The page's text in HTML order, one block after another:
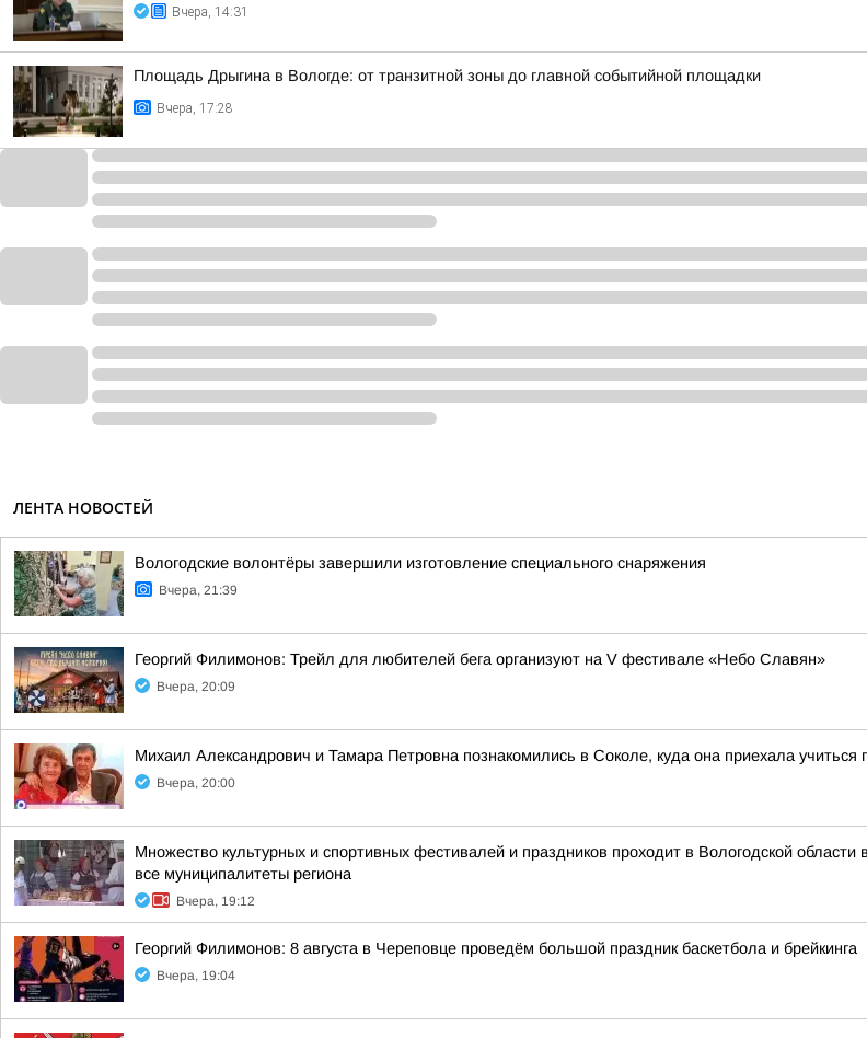
Вчера, 14:31
Площадь Дрыгина в Вологде: от транзитной зоны до главной событийной площадки
Вчера, 17:28
ЛЕНТА НОВОСТЕЙ
Вологодские волонтёры завершили изготовление специального снаряжения
Вчера, 21:39
Георгий Филимонов: Трейл для любителей бега организуют на V фестивале «Небо Славян»
Вчера, 20:09
Михаил Александрович и Тамара Петровна познакомились в Соколе, куда она приехала учиться
Вчера, 20:00
Множество культурных и спортивных фестивалей и праздников проходит в Вологодской
все муниципалитеты региона
Вчера, 19:12
Георгий Филимонов: 8 августа в Череповце проведём большой праздник баскетбола и брейкинга
Вчера, 19:04